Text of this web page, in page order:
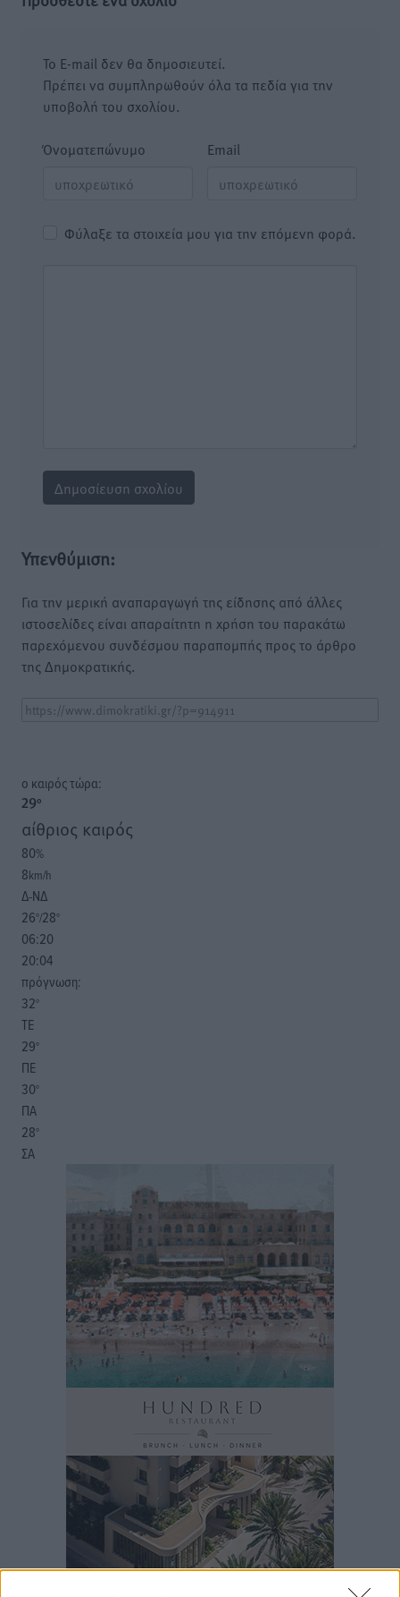
Το E-mail δεν θα δημοσιευτεί.
Πρέπει να συμπληρωθούν όλα τα πεδία για την
υποβολή του σχολίου.
Όνοματεπώνυμο Email
Φύλαξε τα στοιχεία μου για την επόμενη φορά.
Υπενθύμιση:
Για την μερική αναπαραγωγή της είδησης από άλλες
ιστοσελίδες είναι απαραίτητη η χρήση του παρακάτω
παρεχόμενου συνδέσμου παραπομπής προς το άρθρο
της Δημοκρατικής.
o καιρός τώρα:
29°
αίθριος καιρός
80%
8km/h
Δ-ΝΔ
26°/28°
06:20
20:04
πρόγνωση:
32°
ΤΕ
29°
ΠΕ
30°
ΠΑ
28°
ΣΑ